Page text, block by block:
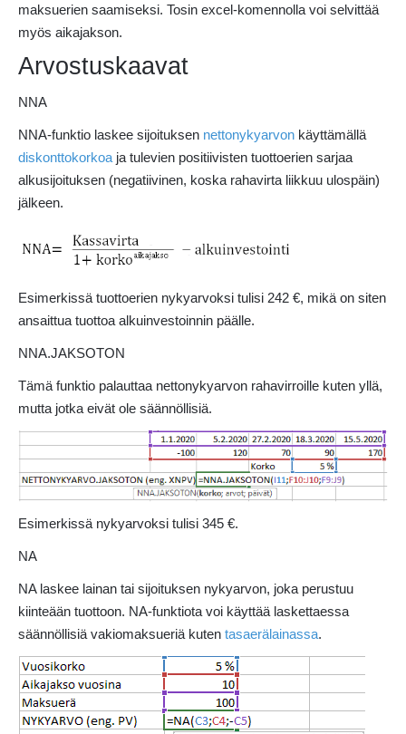
maksuerien saamiseksi. Tosin excel-komennolla voi selvittää
myös aikajakson.
Arvostuskaavat
NNA
NNA-funktio laskee sijoituksen nettonykyarvon käyttämällä
diskonttokorkoa ja tulevien positiivisten tuottoerien sarjaa
alkusijoituksen (negatiivinen, koska rahavirta liikkuu ulospäin)
jälkeen.
Esimerkissä tuottoerien nykyarvoksi tulisi 242 €, mikä on siten
ansaittua tuottoa alkuinvestoinnin päälle.
NNA.JAKSOTON
Tämä funktio palauttaa nettonykyarvon rahavirroille kuten yllä,
mutta jotka eivät ole säännöllisiä.
Esimerkissä nykyarvoksi tulisi 345 €.
NA
NA laskee lainan tai sijoituksen nykyarvon, joka perustuu
kiinteään tuottoon. NA-funktiota voi käyttää laskettaessa
säännöllisiä vakiomaksueriä kuten tasaerälainassa.